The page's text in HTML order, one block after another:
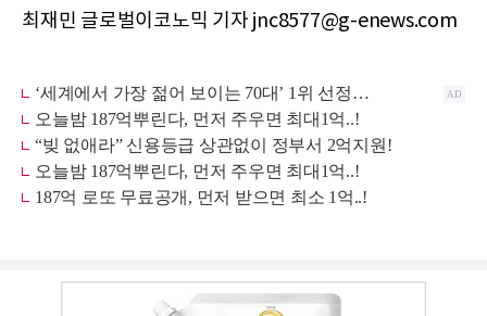
최재민 글로벌이코노믹 기자 jnc8577@g-enews.com